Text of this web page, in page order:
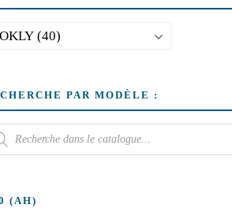
PAR MODÈLE :
(AH)